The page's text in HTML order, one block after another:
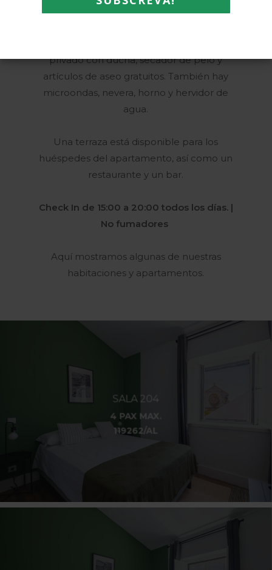
aire acondicionado, TV de pantalla plana,
privado con ducha, secador de pelo y
artículos de aseo gratuitos. También hay
microondas, nevera, horno y hervidor de
agua.
Una terraza está disponible para los
huéspedes del apartamento, así como un
restaurante y un bar.
Check In de 15:00 a 20:00 todos los días. |
No fumadores
Aquí mostramos algunas de nuestras
habitaciones y apartamentos.
SALA 204
4 PAX MAX.
119262/AL